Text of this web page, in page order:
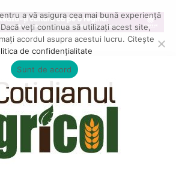
a vă asigura cea mai bună experiență
veți continua să utilizați acest site,
acordul asupra acestui lucru. Citește
de confidențialitate
Sunt de acord